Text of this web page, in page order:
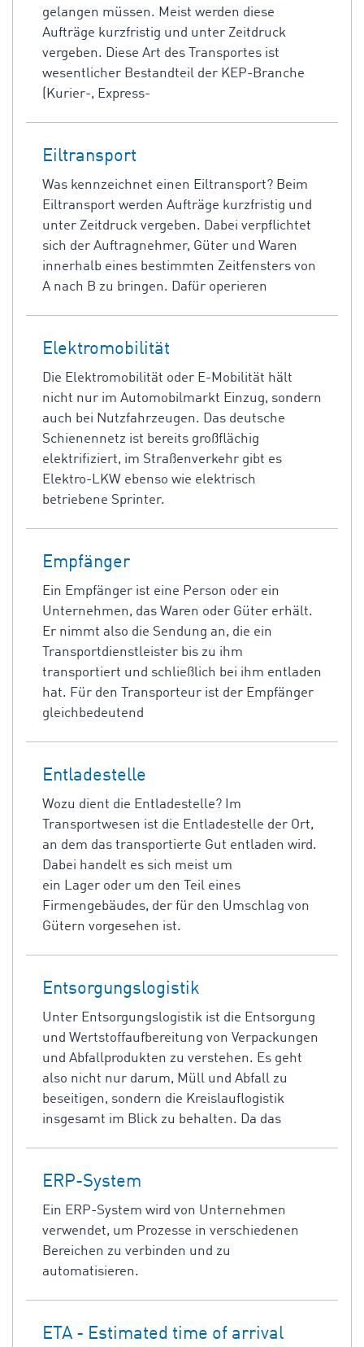
gelangen müssen. Meist werden diese
Aufträge kurzfristig und unter Zeitdruck
vergeben. Diese Art des Transportes ist
wesentlicher Bestandteil der KEP-Branche
(Kurier-, Express-
Eiltransport
Was kennzeichnet einen Eiltransport? Beim
Eiltransport werden Aufträge kurzfristig und
unter Zeitdruck vergeben. Dabei verpflichtet
sich der Auftragnehmer, Güter und Waren
innerhalb eines bestimmten Zeitfensters von
A nach B zu bringen. Dafür operieren
Elektromobilität
Die Elektromobilität oder E-Mobilität hält
nicht nur im Automobilmarkt Einzug, sondern
auch bei Nutzfahrzeugen. Das deutsche
Schienennetz ist bereits großflächig
elektrifiziert, im Straßenverkehr gibt es
Elektro-LKW ebenso wie elektrisch
betriebene Sprinter.
Empfänger
Ein Empfänger ist eine Person oder ein
Unternehmen, das Waren oder Güter erhält.
Er nimmt also die Sendung an, die ein
Transportdienstleister bis zu ihm
transportiert und schließlich bei ihm entladen
hat. Für den Transporteur ist der Empfänger
gleichbedeutend
Entladestelle
Wozu dient die Entladestelle? Im
Transportwesen ist die Entladestelle der Ort,
an dem das transportierte Gut entladen wird.
Dabei handelt es sich meist um
ein Lager oder um den Teil eines
Firmengebäudes, der für den Umschlag von
Gütern vorgesehen ist.
Entsorgungslogistik
Unter Entsorgungslogistik ist die Entsorgung
und Wertstoffaufbereitung von Verpackungen
und Abfallprodukten zu verstehen. Es geht
also nicht nur darum, Müll und Abfall zu
beseitigen, sondern die Kreislauflogistik
insgesamt im Blick zu behalten. Da das
ERP-System
Ein ERP-System wird von Unternehmen
verwendet, um Prozesse in verschiedenen
Bereichen zu verbinden und zu
automatisieren.
ETA - Estimated time of arrival